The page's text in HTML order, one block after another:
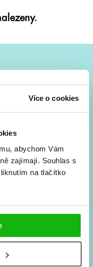
Více o cookies
abychom Vám
zajímají. Souhlas s
na tlačítko
rovnou do mailu!
a další.
osobních údajů
Přečti si